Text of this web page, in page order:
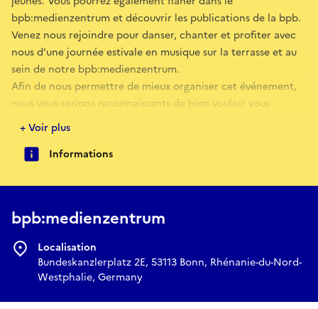
bpb:medienzentrum et découvrir les publications de la bpb.
Venez nous rejoindre pour danser, chanter et profiter avec
nous d’une journée estivale en musique sur la terrasse et au
sein de notre bpb:medienzentrum.
Afin de nous permettre de mieux organiser cet événement,
nous vous serions reconnaissants de bien vouloir vous
inscrire à l’adresse
Réserver
+ Voir plus
Informations
bpb:medienzentrum
Localisation
Bundeskanzlerplatz 2E, 53113 Bonn, Rhénanie-du-Nord-
Westphalie, Germany